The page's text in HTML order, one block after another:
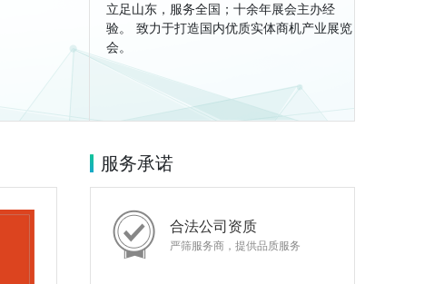
立足山东，服务全国；十余年展会主办经
验。 致力于打造国内优质实体商机产业展览
会。
服务承诺
合法公司资质
严筛服务商，提供品质服务